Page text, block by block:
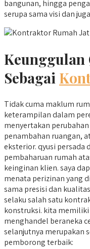
bangunan, hingga
serupa sama visi dan
Keunggulan
Sebagai
Tidak cuma maklum
keterampilan dalam
menyertakan
penambahan ruangan,
eksterior. qyusi persada
pembaharuan rumah
keinginan klien. saya
menata perizinan yang
sama presisi dan
selaku salah satu
konstruksi. kita memiliki
menghandel beraneka
selanjutnya merupakan
pemborong terbaik: